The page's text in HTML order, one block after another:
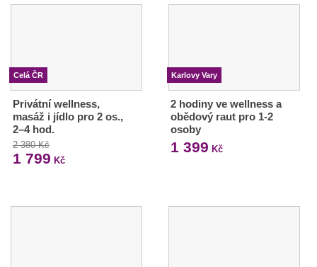
Celá ČR
Privátní wellness,
masáž i jídlo pro 2 os.,
2–4 hod.
2 380 Kč
1 799 Kč
Karlovy Vary
2 hodiny ve wellness a
obědový raut pro 1-2
osoby
1 399 Kč